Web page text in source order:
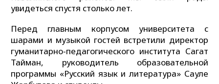
увидеться спустя столько лет.
Перед главным корпусом университета с
шарами и музыкой гостей встретили директор
гуманитарно-педагогического института Сагат
Тайман, руководитель образовательной
программы «Русский язык и литература» Сауле